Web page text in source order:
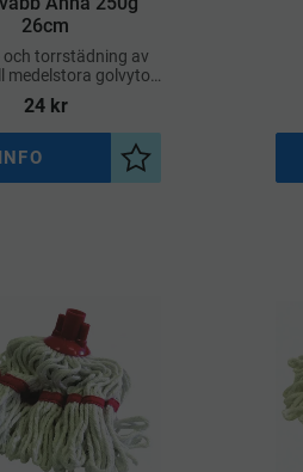
26cm
och torrstädning av
medelstora golvytor,
för hem, kontor och
utrymmen
24kr
Lägg till i önskelista
INFO